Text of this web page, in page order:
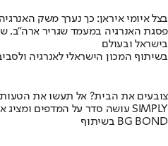
בצל איומי איראן: כך נערך משק האנרגיה
פסגת האנרגיה במעמד שגריר ארה"ב,
בישראל ובעולם
בשיתוף המכון הישראלי לאנרגיה
צובעים את הבית? אל תעשו את הטעות
מומחה BG BOND עושה סדר על המדפים ומציג את מותג הצבע SIMPLY
בשיתוף BG BOND